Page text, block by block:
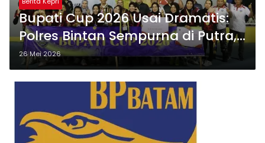
Bupati Cup 2026 Usai Dramatis:
Polres Bintan Sempurna di Putra,
Megat 707 Kokoh di Putri
26 Mei 2026